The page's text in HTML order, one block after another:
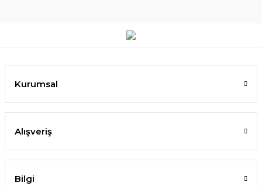
Kurumsal
Alışveriş
Bilgi